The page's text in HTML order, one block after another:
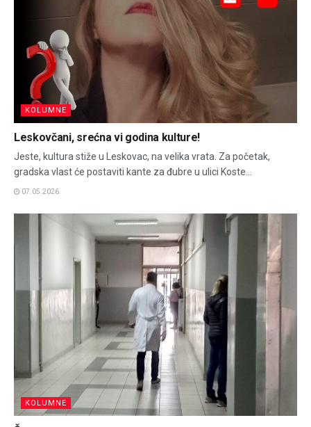
KOLUMNE
Leskovčani, srećna vi godina kulture!
Jeste, kultura stiže u Leskovac, na velika vrata. Za početak,
gradska vlast će postaviti kante za đubre u ulici Koste...
07.05.2026.
KOLUMNE